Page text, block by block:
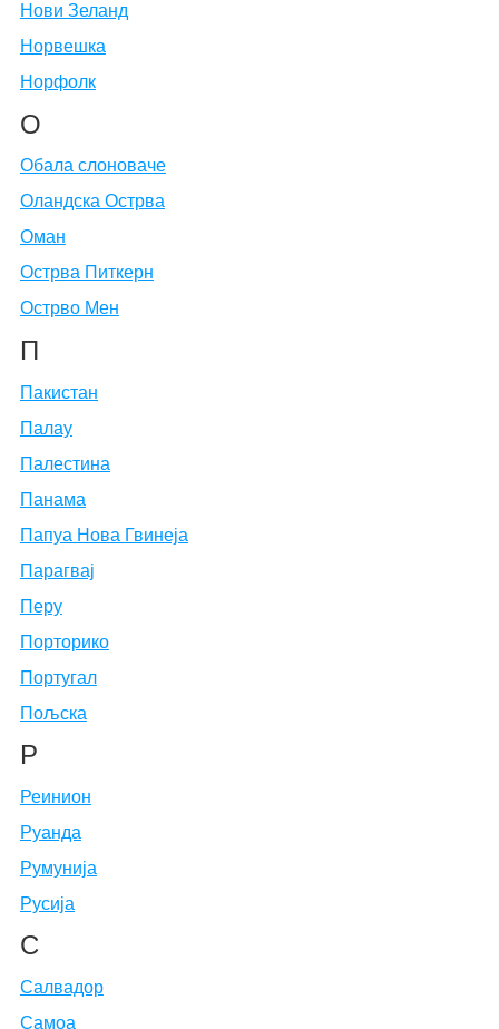
Нови Зеланд
Норвешка
Норфолк
О
Обала слоноваче
Оландска Острва
Оман
Острва Питкерн
Острво Мен
П
Пакистан
Палау
Палестина
Панама
Папуа Нова Гвинеја
Парагвај
Перу
Порторико
Португал
Пољска
Р
Реинион
Руанда
Румунија
Русија
С
Салвадор
Самоа